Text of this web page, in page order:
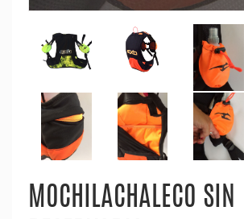
MOCHILACHALECO SIN